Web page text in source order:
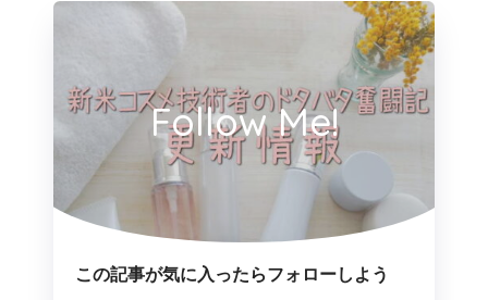
Follow Me!
この記事が気に入ったらフォローしよう